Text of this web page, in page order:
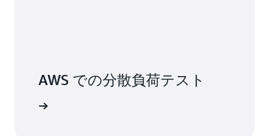
AWS での分散負荷テスト